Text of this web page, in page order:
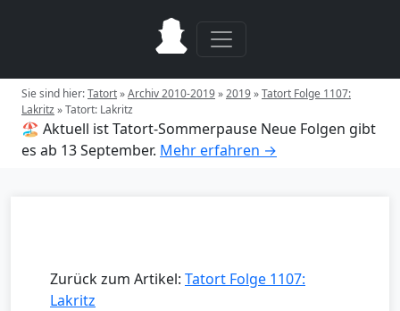
Sie sind hier:Tatort»Archiv 2010-2019»2019»Tatort Folge 1107:
Lakritz»Tatort: Lakritz
🏖️ Aktuell ist Tatort-Sommerpause Neue Folgen gibt
es ab 13 September. Mehr erfahren →
Zurück zum Artikel: Tatort Folge 1107:
Lakritz